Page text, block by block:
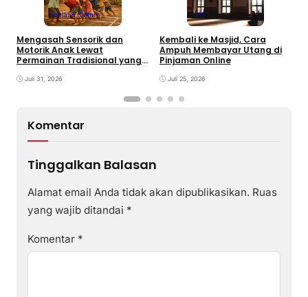
Social & Culture
Mengasah Sensorik dan
Motorik Anak Lewat
Permainan Tradisional yang
Juli 31, 2026
Life
Kembali ke Masjid, Cara
Ampuh Membayar Utang di
Pinjaman Online
Juli 25, 2026
Komentar
Tinggalkan Balasan
Alamat email Anda tidak akan dipublikasikan. Ruas
yang wajib ditandai *
Komentar *